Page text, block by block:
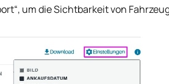
um die Sichtbarkeit von